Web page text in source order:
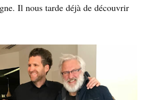
Il nous tarde déjà de découvrir